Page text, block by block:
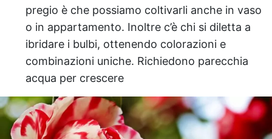
pregio è che possiamo coltivarli anche in vaso
o in appartamento. Inoltre c’è chi si diletta a
ibridare i bulbi, ottenendo colorazioni e
combinazioni uniche. Richiedono parecchia
acqua per crescere